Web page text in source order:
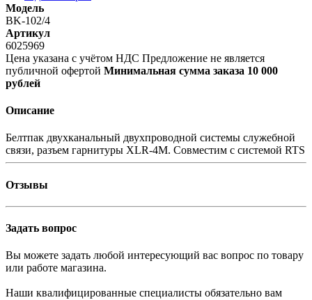
Модель
BK-102/4
Артикул
6025969
Цена указана с учётом НДС Предложение не является
публичной офертой Минимальная сумма заказа 10 000
рублей
Описание
Белтпак двухканальный двухпроводной системы служебной
связи, разъем гарнитуры XLR-4M. Совместим с системой RTS
Отзывы
Задать вопрос
Вы можете задать любой интересующий вас вопрос по товару
или работе магазина.
Наши квалифицированные специалисты обязательно вам